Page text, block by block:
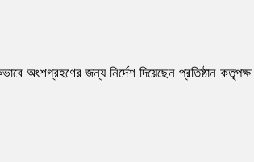
অংশগ্রহণের জন্য নির্দেশ দিয়েছেন প্রতিষ্ঠান